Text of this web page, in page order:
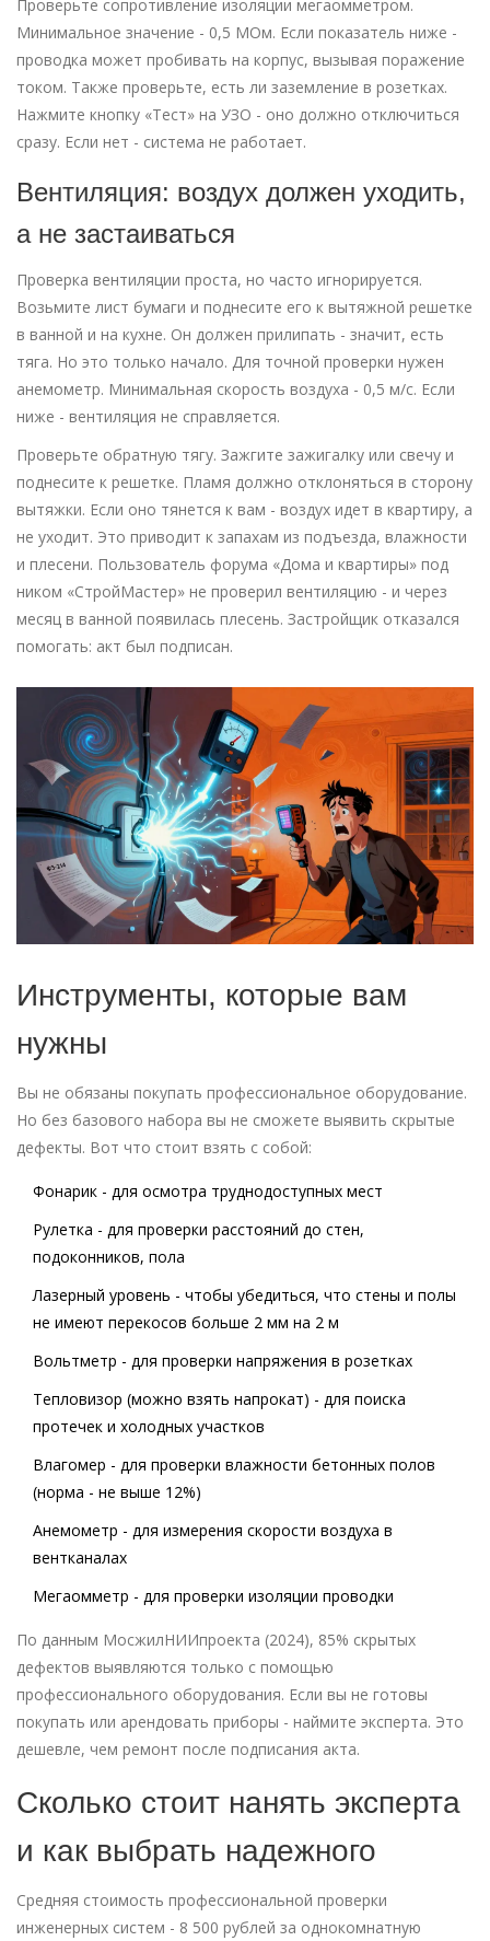
Проверьте сопротивление изоляции мегаомметром.
Минимальное значение - 0,5 МОм. Если показатель ниже -
проводка может пробивать на корпус, вызывая поражение
током. Также проверьте, есть ли заземление в розетках.
Нажмите кнопку «Тест» на УЗО - оно должно отключиться
сразу. Если нет - система не работает.
Вентиляция: воздух должен уходить,
а не застаиваться
Проверка вентиляции проста, но часто игнорируется.
Возьмите лист бумаги и поднесите его к вытяжной решетке
в ванной и на кухне. Он должен прилипать - значит, есть
тяга. Но это только начало. Для точной проверки нужен
анемометр. Минимальная скорость воздуха - 0,5 м/с. Если
ниже - вентиляция не справляется.
Проверьте обратную тягу. Зажгите зажигалку или свечу и
поднесите к решетке. Пламя должно отклоняться в сторону
вытяжки. Если оно тянется к вам - воздух идет в квартиру, а
не уходит. Это приводит к запахам из подъезда, влажности
и плесени. Пользователь форума «Дома и квартиры» под
ником «СтройМастер» не проверил вентиляцию - и через
месяц в ванной появилась плесень. Застройщик отказался
помогать: акт был подписан.
Инструменты, которые вам
нужны
Вы не обязаны покупать профессиональное оборудование.
Но без базового набора вы не сможете выявить скрытые
дефекты. Вот что стоит взять с собой:
Фонарик - для осмотра труднодоступных мест
Рулетка - для проверки расстояний до стен,
подоконников, пола
Лазерный уровень - чтобы убедиться, что стены и полы
не имеют перекосов больше 2 мм на 2 м
Вольтметр - для проверки напряжения в розетках
Тепловизор (можно взять напрокат) - для поиска
протечек и холодных участков
Влагомер - для проверки влажности бетонных полов
(норма - не выше 12%)
Анемометр - для измерения скорости воздуха в
вентканалах
Мегаомметр - для проверки изоляции проводки
По данным МосжилНИИпроекта (2024), 85% скрытых
дефектов выявляются только с помощью
профессионального оборудования. Если вы не готовы
покупать или арендовать приборы - наймите эксперта. Это
дешевле, чем ремонт после подписания акта.
Сколько стоит нанять эксперта
и как выбрать надежного
Средняя стоимость профессиональной проверки
инженерных систем - 8 500 рублей за однокомнатную